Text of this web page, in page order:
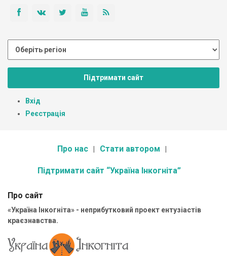
Підтримати сайт
Вхід
Реєстрація
Про нас Стати автором
Підтримати сайт “Україна Інкогніта”
Про сайт
«Україна Інкогніта» - неприбутковий проект ентузіастів
краєзнавства.